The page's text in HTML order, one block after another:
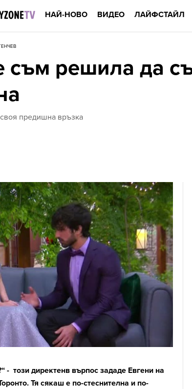
НАЙ-НОВО ВИДЕО ЛАЙФСТАЙЛ
съм решила да
предишна връзка
- този директенв върпос зададе Евгени на
Тя сякаш е по-стеснителна и по-